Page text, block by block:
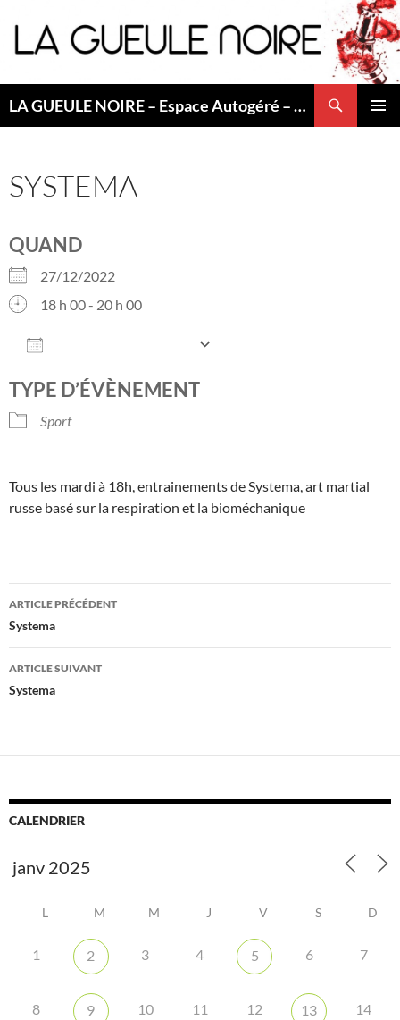
au
contenu
LA GUEULE NOIRE – Espace Autogéré – Saint Etienne
SYSTEMA
QUAND
27/12/2022
18 h 00 - 20 h 00
TYPE D’ÉVÈNEMENT
Sport
Tous les mardi à 18h, entrainements de Systema, art martial
russe basé sur la respiration et la bioméchanique
Navigation
des
articles
ARTICLE PRÉCÉDENT
Systema
ARTICLE SUIVANT
Systema
CALENDRIER
L M M J V S D
1 2 3 4 5 6 7
8 9 10 11 12 13 14